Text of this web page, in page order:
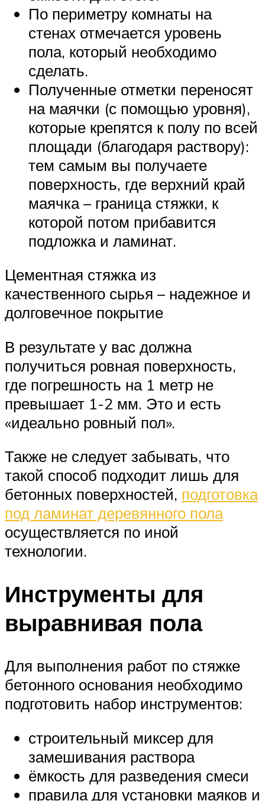
По периметру комнаты на
стенах отмечается уровень
пола, который необходимо
сделать.
Полученные отметки переносят
на маячки (с помощью уровня),
которые крепятся к полу по всей
площади (благодаря раствору):
тем самым вы получаете
поверхность, где верхний край
маячка – граница стяжки, к
которой потом прибавится
подложка и ламинат.
Цементная стяжка из
качественного сырья – надежное и
долговечное покрытие
В результате у вас должна
получиться ровная поверхность,
где погрешность на 1 метр не
превышает 1-2 мм. Это и есть
«идеально ровный пол».
Также не следует забывать, что
такой способ подходит лишь для
бетонных поверхностей, подготовка
под ламинат деревянного пола
осуществляется по иной
технологии.
Инструменты для
выравнивая пола
Для выполнения работ по стяжке
бетонного основания необходимо
подготовить набор инструментов:
строительный миксер для
замешивания раствора
ёмкость для разведения смеси
правила для установки маяков и